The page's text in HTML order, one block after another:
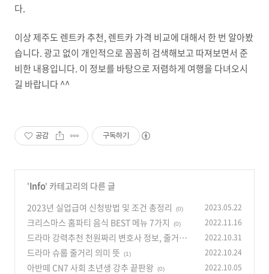
다.
이상 제주도 렌트카 추천, 렌트카 가격 비교에 대해서 한 번 알아봤
습니다. 광고 없이 개인적으로 꼼꼼히 검색해보고 따져보면서 준
비한 내용입니다. 이 정보를 바탕으로 저렴하게 여행을 다녀오시
길 바랍니다 ^^
공감 구독하기
'Info' 카테고리의 다른 글
2023년 실업급여 신청방법 및 조건 총정리
(0) 2023.05.22
크리스마스 홈파티 음식 BEST 메뉴 7가지 (0) 2022.11.16
드라마 강력추천 천원짜리 변호사 정보, 줄거리
(0)
2022.10.31
드라마 슈룹 줄거리 의미 뜻 (1) 2022.10.24
아반떼 CN7 사회 초년생 강추 끝판왕 (0) 2022.10.05